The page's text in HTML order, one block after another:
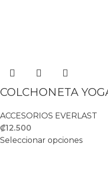
COLCHONETA
ACCESORIOS EVERLAST
₡12.500
Seleccionar opciones